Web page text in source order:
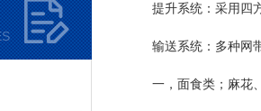
提升系统：采用四方
输送系统：多种网带
一，面食类；麻花、